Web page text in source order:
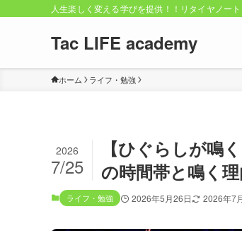
人生楽しく変える学びを提供！！リタイヤノー
Tac LIFE academy
ホーム ライフ・勉強
【ひぐらしが鳴
の時間帯と鳴く
2026
7/25
ライフ・勉強 2026年5月26日 2026年7